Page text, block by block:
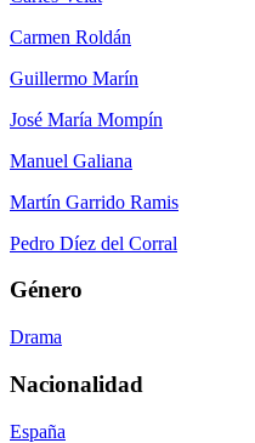
Carmen Roldán
Guillermo Marín
José María Mompín
Manuel Galiana
Martín Garrido Ramis
Pedro Díez del Corral
Género
Drama
Nacionalidad
España